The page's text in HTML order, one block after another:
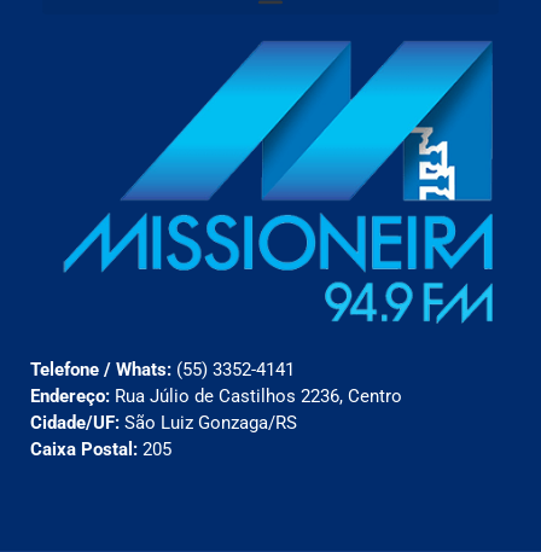
Telefone / Whats: (55) 3352-4141
Endereço: Rua Júlio de Castilhos 2236, Centro
Cidade/UF: São Luiz Gonzaga/RS
Caixa Postal: 205